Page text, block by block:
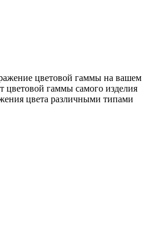
цветовой гаммы на вашем
цветовой гаммы самого изделия
цвета различными типами